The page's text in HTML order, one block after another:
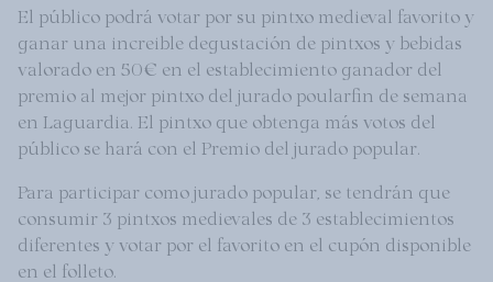
El público podrá votar por su pintxo medieval favorito y
ganar una increible degustación de pintxos y bebidas
valorado en 50€ en el establecimiento ganador del
premio al mejor pintxo del jurado poularfin de semana
en Laguardia. El pintxo que obtenga más votos del
público se hará con el Premio del jurado popular.
Para participar como jurado popular, se tendrán que
consumir 3 pintxos medievales de 3 establecimientos
diferentes y votar por el favorito en el cupón disponible
en el folleto.